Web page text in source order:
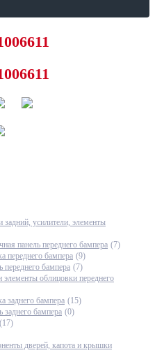
задний, усилители, элементы
панель переднего бампера (7)
переднего бампера (9)
переднего бампера (7)
элементы облицовки переднего
заднего бампера (15)
заднего бампера (0)
(17)
дверей, капота и крышки